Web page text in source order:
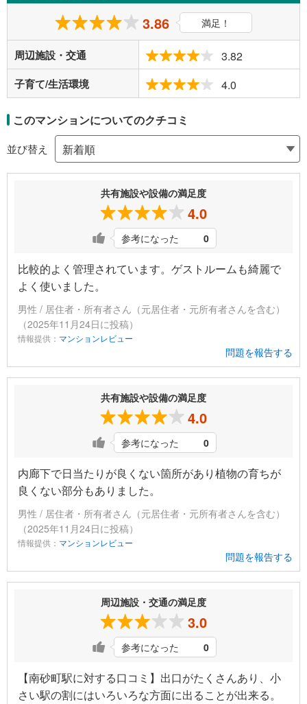
3.86 満足！
周辺施設・交通 3.82
子育て/生活環境 4.0
このマンションについてのクチコミ
並び替え
共有施設や設備の満足度
4.0
参考になった 0
比較的よく管理されています。ゲストルームも綺麗で
よく使いました。
男性 / 居住者・所有者さん（元居住者・元所有者さんを含む）
（2025年11月24日に投稿）
情報提供： マンションレビュー
問題を報告する
共有施設や設備の満足度
4.0
参考になった 0
内廊下で日当たりが良くない箇所があり植物の育ちが
良くない部分もありました。
男性 / 居住者・所有者さん（元居住者・元所有者さんを含む）
（2025年11月24日に投稿）
情報提供： マンションレビュー
問題を報告する
周辺施設・交通の満足度
3.0
参考になった 0
【南砂町駅に対する口コミ】出口がたくさんあり、小
さい駅の割にはいろいろな方面に出ることが出来る。